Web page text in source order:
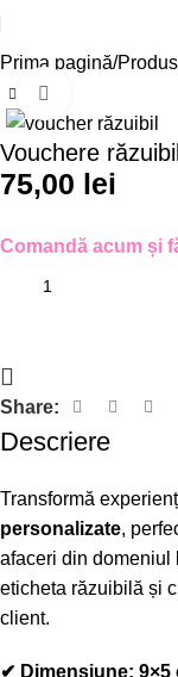
Prima pagină
Vouchere
75,00 lei
Comandă acum și
Share:
Descriere
Transformă
personalizate,
afaceri din domeniul
eticheta răzuibilă și
client.
✔ Dimensiune: 9×5